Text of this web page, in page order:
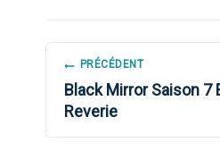
DE
PRÉCÉDENT
Black Mirror Saison 7
Reverie